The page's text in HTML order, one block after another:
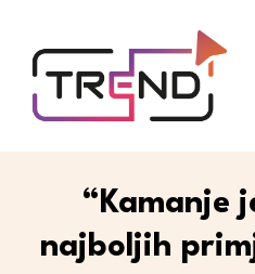
“Kamanje
najboljih